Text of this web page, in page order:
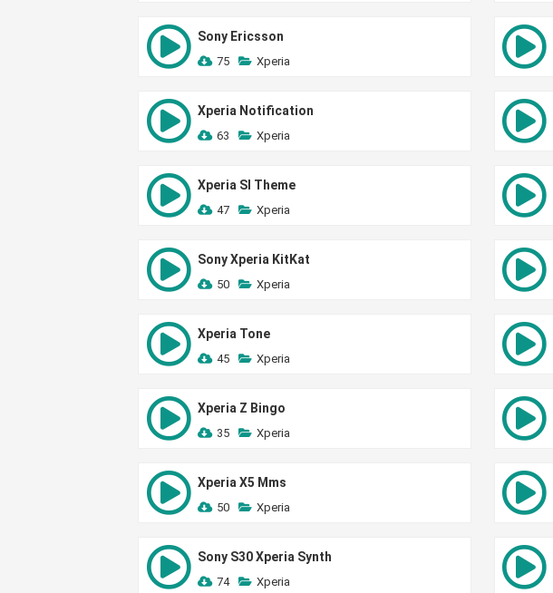
Sony Ericsson
75 Xperia
Xperia Notification
63 Xperia
Xperia Sl Theme
47 Xperia
Sony Xperia KitKat
50 Xperia
Xperia Tone
45 Xperia
Xperia Z Bingo
35 Xperia
Xperia X5 Mms
50 Xperia
Sony S30 Xperia Synth
74 Xperia